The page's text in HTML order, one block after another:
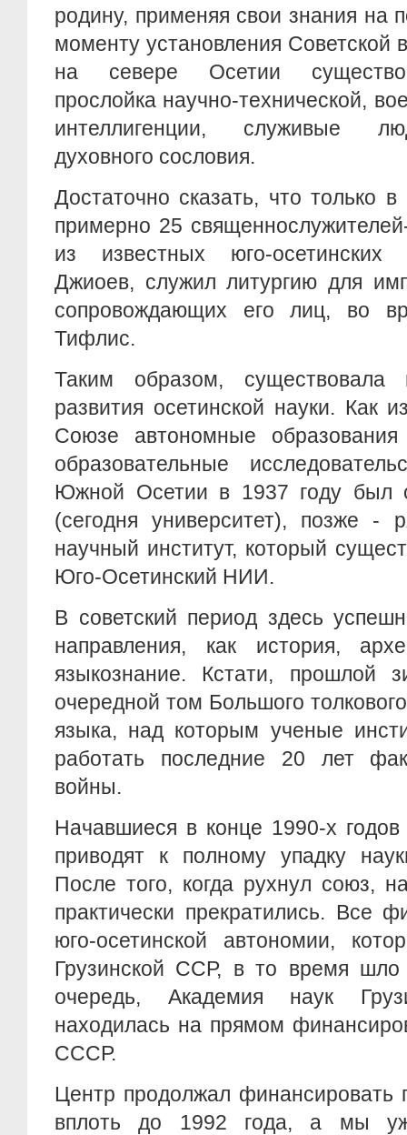
родину, применяя свои знания на
моменту установления Советской
на севере Осетии
прослойка научно-технической,
интеллигенции, служивые
духовного сословия.
Достаточно сказать, что только
примерно 25
из известных юго-осетинских
Джиоев, служил литургию для
сопровождающих его лиц, во
Тифлис.
Таким образом, существовала
развития осетинской науки. Как
Союзе автономные
образовательные
Южной Осетии в 1937 году был
(сегодня университет), позже -
научный институт, который
Юго-Осетинский НИИ.
В советский период здесь
направления, как история,
языкознание. Кстати, прошлой
очередной том Большого
языка, над которым ученые
работать последние 20 лет
войны.
Начавшиеся в конце 1990-х
приводят к полному упадку
После того, когда рухнул союз,
практически прекратились. Все
юго-осетинской автономии,
Грузинской ССР, в то время
очередь, Академия наук
находилась на прямом
СССР.
Центр продолжал финансировать
вплоть до 1992 года, а мы